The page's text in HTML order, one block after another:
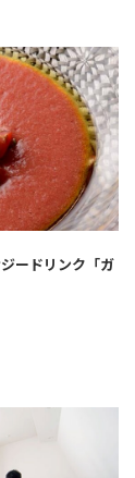
ードリンク「ガ